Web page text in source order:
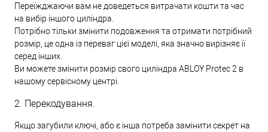
Переїжджаючи вам не доведеться витрачати кошти та час
на вибір іншого циліндра.
Потрібно тільки змінити подовження та отримати потрібний
розмір, це одна із переваг цієї моделі, яка значно вирізняє її
серед інших.
Ви можете змінити розмір свого циліндра ABLOY Protec 2 в
нашому сервісному центрі.
2. Перекодування.
Якщо загубили ключі, або є інша потреба замінити секрет на